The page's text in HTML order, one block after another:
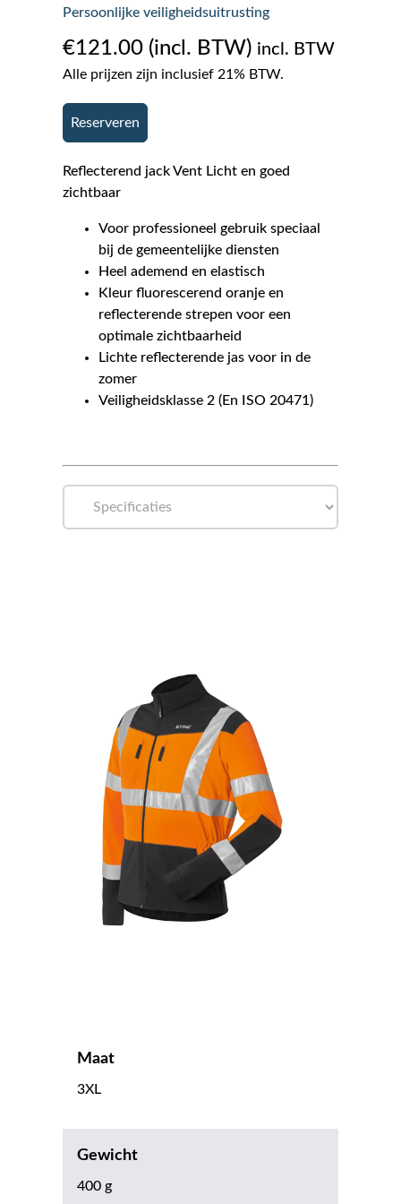
Persoonlijke veiligheidsuitrusting
€121.00 incl. BTW
Alle prijzen zijn inclusief 21% BTW.
Reserveren
Reflecterend jack Vent Licht en goed
zichtbaar
Voor professioneel gebruik speciaal
bij de gemeentelijke diensten
Heel ademend en elastisch
Kleur fluorescerend oranje en
reflecterende strepen voor een
optimale zichtbaarheid
Lichte reflecterende jas voor in de
zomer
Veiligheidsklasse 2 (En ISO 20471)
Maat
3XL
Gewicht
400 g